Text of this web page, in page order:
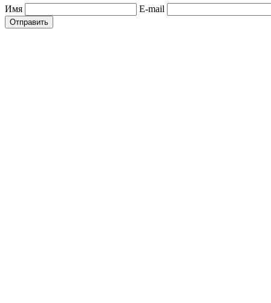
Имя E-mail